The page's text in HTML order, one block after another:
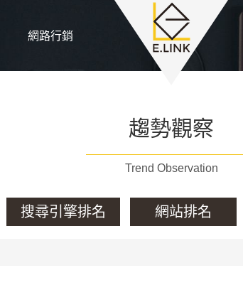
網路行銷
趨勢觀察
Trend Observation
搜尋引擎排名 網站排名